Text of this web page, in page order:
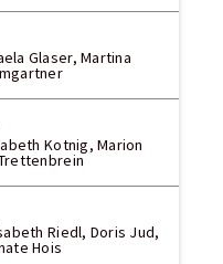
Glaser, Martina
Kotnig, Marion
Riedl, Doris Jud,
Hois